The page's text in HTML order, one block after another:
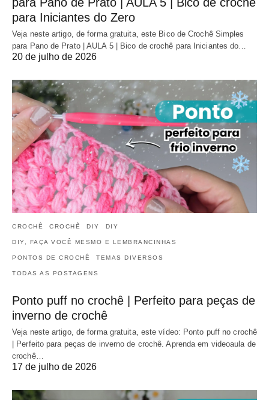
para Iniciantes do Zero
Veja neste artigo, de forma gratuita, este Bico de Crochê Simples
para Pano de Prato | AULA 5 | Bico de crochê para Iniciantes do…
20 de julho de 2026
CROCHÊ CROCHÊ DIY DIY
DIY, FAÇA VOCÊ MESMO E LEMBRANCINHAS
PONTOS DE CROCHÊ TEMAS DIVERSOS
TODAS AS POSTAGENS
Ponto puff no crochê | Perfeito para peças de
inverno de crochê
Veja neste artigo, de forma gratuita, este vídeo: Ponto puff no crochê
| Perfeito para peças de inverno de crochê. Aprenda em videoaula de
crochê…
17 de julho de 2026